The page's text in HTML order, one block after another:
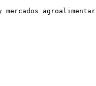
y mercados